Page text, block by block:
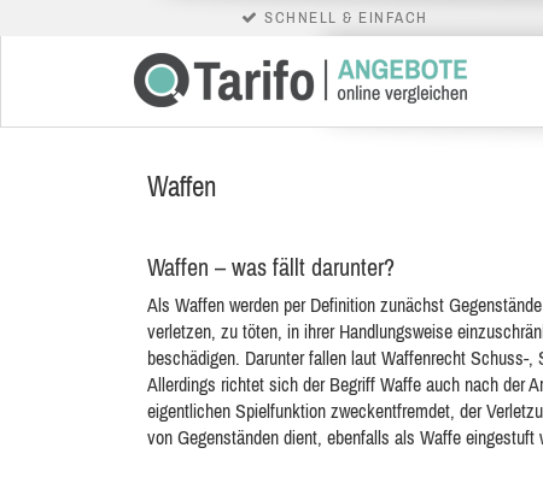
SCHNELL & EINFACH
Waffen
Waffen – was fällt darunter?
Als Waffen werden per Definition zunächst
verletzen, zu töten, in ihrer Handlungsweise
beschädigen. Darunter fallen laut Waffenrecht Schuss-
Allerdings richtet sich der Begriff Waffe auch nach der
eigentlichen Spielfunktion zweckentfremdet, der
von Gegenständen dient, ebenfalls als Waffe eingestuft